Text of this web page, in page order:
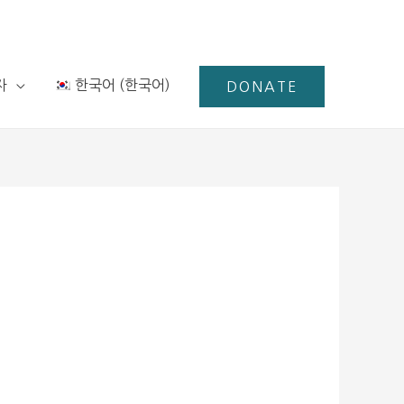
한국어 (한국어 ) DONATE